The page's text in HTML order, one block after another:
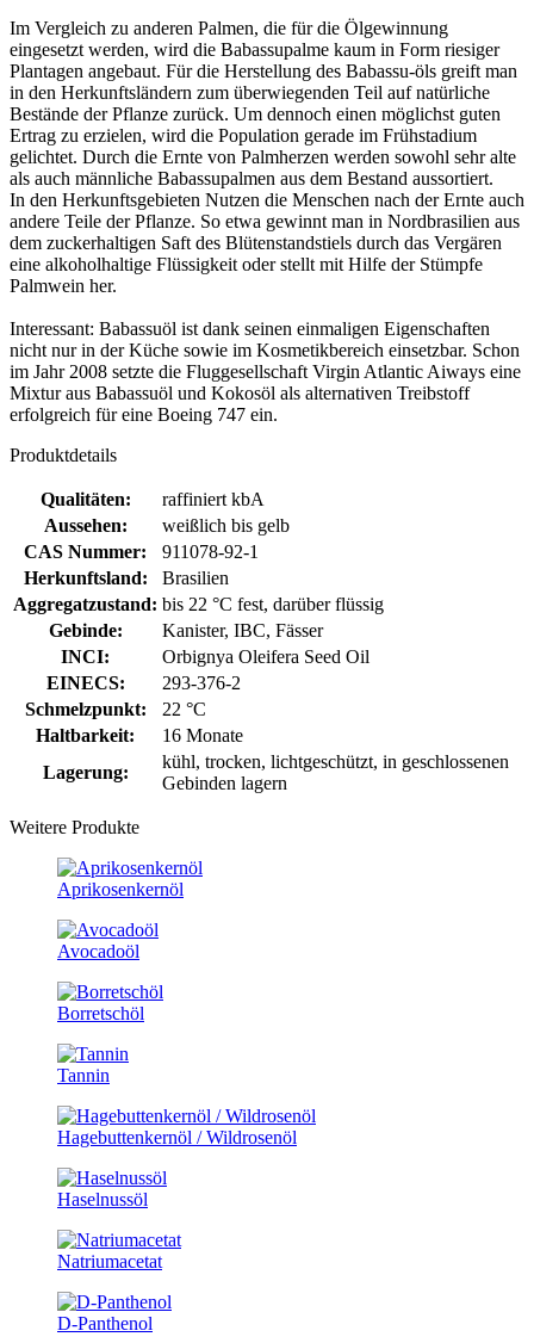
Im Vergleich zu anderen Palmen, die für die Ölgewinnung
eingesetzt werden, wird die Babassupalme kaum in Form riesiger
Plantagen angebaut. Für die Herstellung des Babassu-öls greift man
in den Herkunftsländern zum überwiegenden Teil auf natürliche
Bestände der Pflanze zurück. Um dennoch einen möglichst guten
Ertrag zu erzielen, wird die Population gerade im Frühstadium
gelichtet. Durch die Ernte von Palmherzen werden sowohl sehr alte
als auch männliche Babassupalmen aus dem Bestand aussortiert.
In den Herkunftsgebieten Nutzen die Menschen nach der Ernte auch
andere Teile der Pflanze. So etwa gewinnt man in Nordbrasilien aus
dem zuckerhaltigen Saft des Blütenstandstiels durch das Vergären
eine alkoholhaltige Flüssigkeit oder stellt mit Hilfe der Stümpfe
Palmwein her.
Interessant: Babassuöl ist dank seinen einmaligen Eigenschaften
nicht nur in der Küche sowie im Kosmetikbereich einsetzbar. Schon
im Jahr 2008 setzte die Fluggesellschaft Virgin Atlantic Aiways eine
Mixtur aus Babassuöl und Kokosöl als alternativen Treibstoff
erfolgreich für eine Boeing 747 ein.
Produktdetails
Qualitäten:
raffiniert kbA
Aussehen:
weißlich bis gelb
CAS Nummer:
911078-92-1
Herkunftsland:
Brasilien
Aggregatzustand: bis 22 °C fest, darüber flüssig
Gebinde:
Kanister, IBC, Fässer
INCI:
Orbignya Oleifera Seed Oil
EINECS:
293-376-2
Schmelzpunkt:
22 °C
Haltbarkeit:
16 Monate
Lagerung:
kühl, trocken, lichtgeschützt, in geschlossenen
Gebinden lagern
Weitere Produkte
Aprikosenkernöl
Avocadoöl
Borretschöl
Tannin
Hagebuttenkernöl / Wildrosenöl
Haselnussöl
Natriumacetat
D-Panthenol